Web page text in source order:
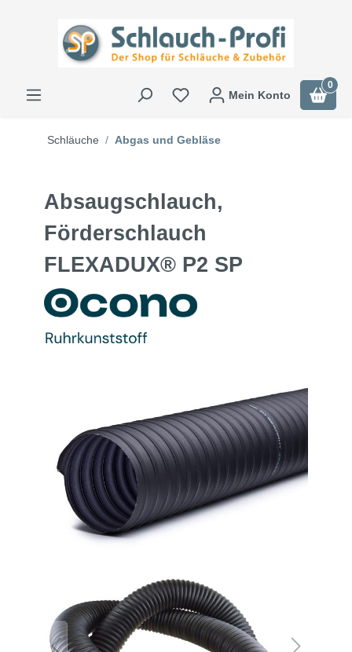
Mein Konto
0
Schläuche Abgas und Gebläse
Absaugschlauch,
Förderschlauch
FLEXADUX® P2 SP